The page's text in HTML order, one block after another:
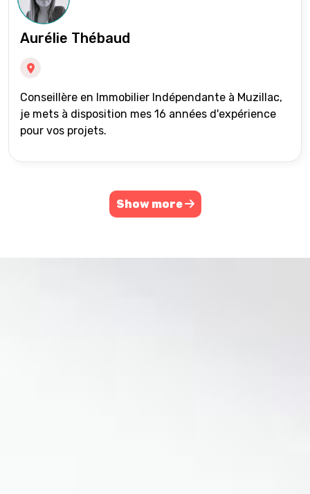
Aurélie Thébaud
Conseillère en Immobilier Indépendante à Muzillac,
je mets à disposition mes 16 années d'expérience
pour vos projets.
Show more